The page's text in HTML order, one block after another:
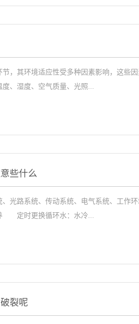
其环境适应性受多种因素影响，这些因
、湿度、空气质量、光照...
些什么
路系统、传动系统、电气系统、工作环
定时更换循环水：水冷...
裂呢